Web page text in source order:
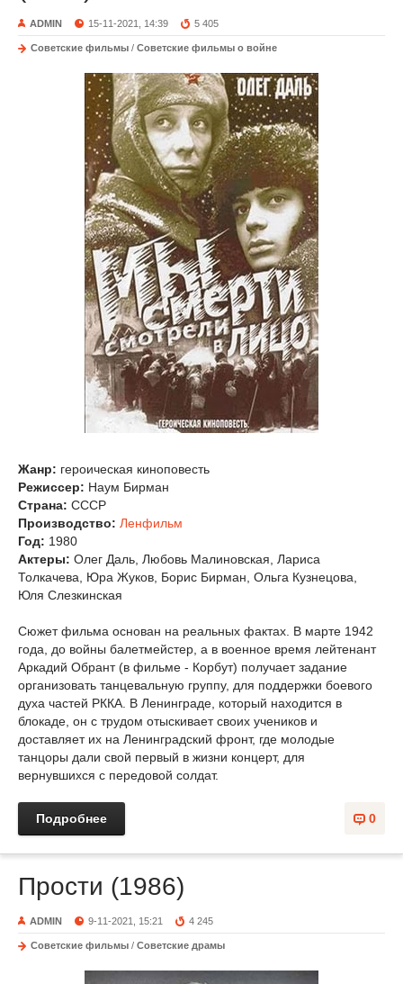
ADMIN 15-11-2021, 14:39 5 405
Советские фильмы / Советские фильмы о войне
Жанр: героическая киноповесть
Режиссер: Наум Бирман
Страна: СССР
Производство: Ленфильм
Год: 1980
Актеры: Олег Даль, Любовь Малиновская, Лариса
Толкачева, Юра Жуков, Борис Бирман, Ольга Кузнецова,
Юля Слезкинская
Сюжет фильма основан на реальных фактах. В марте 1942
года, до войны балетмейстер, а в военное время лейтенант
Аркадий Обрант (в фильме - Корбут) получает задание
организовать танцевальную группу, для поддержки боевого
духа частей РККА. В Ленинграде, который находится в
блокаде, он с трудом отыскивает своих учеников и
доставляет их на Ленинградский фронт, где молодые
танцоры дали свой первый в жизни концерт, для
вернувшихся с передовой солдат.
0
Подробнее
Прости (1986)
ADMIN 9-11-2021, 15:21 4 245
Советские фильмы / Советские драмы